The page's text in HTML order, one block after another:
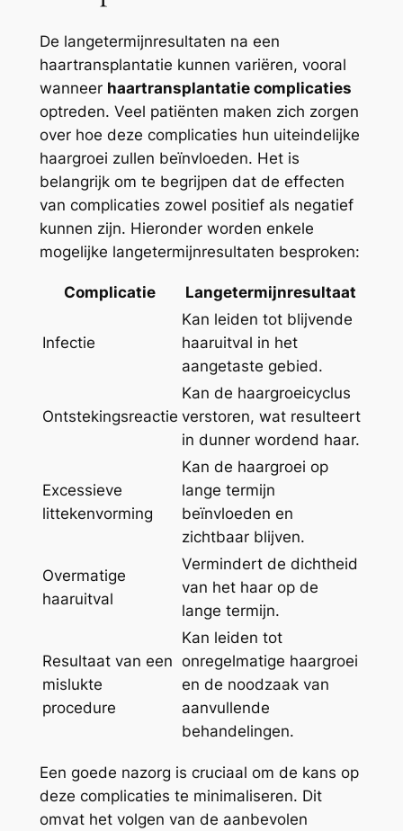
De langetermijnresultaten na een
haartransplantatie kunnen variëren, vooral
wanneer haartransplantatie complicaties
optreden. Veel patiënten maken zich zorgen
over hoe deze complicaties hun uiteindelijke
haargroei zullen beïnvloeden. Het is
belangrijk om te begrijpen dat de effecten
van complicaties zowel positief als negatief
kunnen zijn. Hieronder worden enkele
mogelijke langetermijnresultaten besproken:
Complicatie Langetermijnresultaat
Infectie
Kan leiden tot blijvende
haaruitval in het
aangetaste gebied.
Ontstekingsreactie
Kan de haargroeicyclus
verstoren, wat resulteert
in dunner wordend haar.
Excessieve
littekenvorming
Kan de haargroei op
lange termijn
beïnvloeden en
zichtbaar blijven.
Overmatige
haaruitval
Vermindert de dichtheid
van het haar op de
lange termijn.
Resultaat van een
mislukte
procedure
Kan leiden tot
onregelmatige haargroei
en de noodzaak van
aanvullende
behandelingen.
Een goede nazorg is cruciaal om de kans op
deze complicaties te minimaliseren. Dit
omvat het volgen van de aanbevolen